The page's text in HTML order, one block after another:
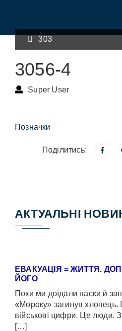
303
3056-4
Super User
Позначки
Поділитись:
АКТУАЛЬНІ
ЕВАКУАЦІЯ = ЖИТТЯ.
ЙОГО
Поки ми доїдали паски й
«Мороку» загинув хлопець.
військові цифри. Це люди.
[…]